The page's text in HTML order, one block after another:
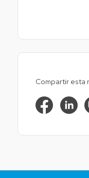
Compartir esta